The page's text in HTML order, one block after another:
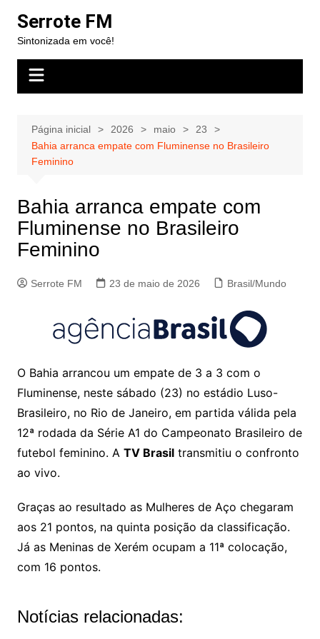
para
conteúdo
Serrote FM
Sintonizada em você!
Página inicial 2026 maio
23
Bahia arranca empate com Fluminense no Brasileiro
Feminino
Bahia arranca empate com
Fluminense no Brasileiro
Feminino
Serrote FM 23 de maio de 2026 Brasil/Mundo
O Bahia arrancou um empate de 3 a 3 com o
Fluminense, neste sábado (23) no estádio Luso-
Brasileiro, no Rio de Janeiro, em partida válida pela
12ª rodada da Série A1 do Campeonato Brasileiro de
futebol feminino. A TV Brasiltransmitiu o confronto
ao vivo.
Graças ao resultado as Mulheres de Aço chegaram
aos 21 pontos, na quinta posição da classificação.
Já as Meninas de Xerém ocupam a 11ª colocação,
com 16 pontos.
Notícias relacionadas: